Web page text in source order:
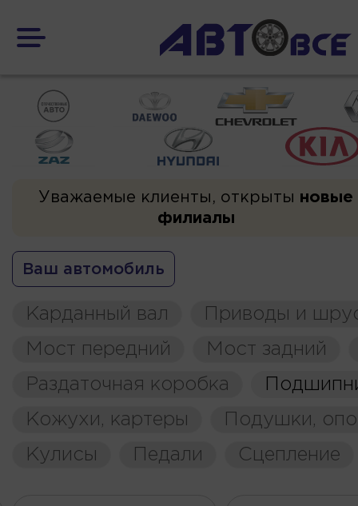
Уважаемые клиенты, открыты новые
филиалы
Ваш автомобиль
Карданный вал
Приводы и
Мост передний
Мост задний
Раздаточная коробка
Кожухи, картеры
Подушки,
Кулисы
Педали Сцепление